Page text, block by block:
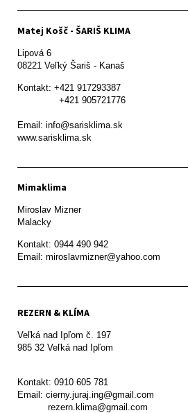
Matej Košč - ŠARIŠ KLIMA
Lipová 6
08221 Veľký Šariš - Kanaš
Kontakt: +421 917293387
Email: info@sarisklima.sk
www.sarisklima.sk
Mimaklima
Miroslav Mizner
Malacky
Kontakt: 0944 490 942
REZERN & KLÍMA
Veľká nad Ipľom č. 197
985 32 Veľká nad Ipľom
Kontakt: 0910 605 781
Email: cierny.juraj.ing@gmail.com
           rezern.klima@gmail.com